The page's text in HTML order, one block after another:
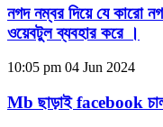
নগদ নম্বর দিয়ে যে কারো
ওয়েবটুল ব্যবহার করে ।
10:05 pm 04 Jun 2024
Mb ছাড়াই facebook